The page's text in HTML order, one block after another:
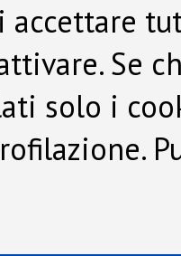
accettare
Se
solo i